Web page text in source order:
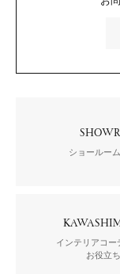
ショールー
インテリアコー
お役立